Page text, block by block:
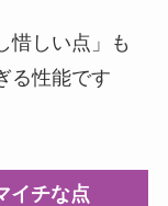
惜しい点」も
る性能です
イチな点